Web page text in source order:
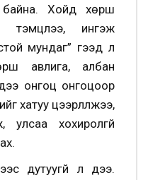
Хойд хөрш
тэмцлээ, ингэж
мундаг” гээд л
авлига, албан
онгоц онгоцоор
хатуу цээрлүүлжээ,
улсаа хохиролгүй
дутуугүй л дээ.